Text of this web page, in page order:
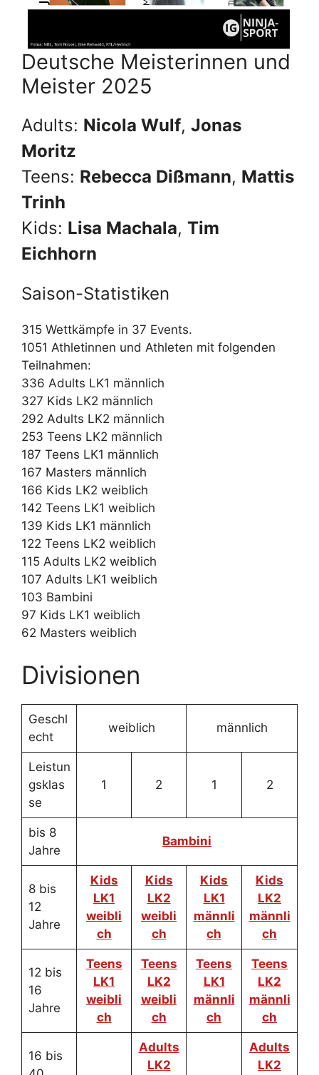
Deutsche Meisterinnen und
Meister 2025
Adults: Nicola Wulf, Jonas
Moritz
Teens: Rebecca Dißmann, Mattis
Trinh
Kids: Lisa Machala, Tim
Eichhorn
Saison-Statistiken
315 Wettkämpfe in 37 Events.
1051 Athletinnen und Athleten mit folgenden
Teilnahmen:
336 Adults LK1 männlich
327 Kids LK2 männlich
292 Adults LK2 männlich
253 Teens LK2 männlich
187 Teens LK1 männlich
167 Masters männlich
166 Kids LK2 weiblich
142 Teens LK1 weiblich
139 Kids LK1 männlich
122 Teens LK2 weiblich
115 Adults LK2 weiblich
107 Adults LK1 weiblich
103 Bambini
97 Kids LK1 weiblich
62 Masters weiblich
Divisionen
Geschl
echt
weiblich männlich
Leistun
gsklas
se
1 2 1 2
bis 8
Jahre
Bambini
8 bis
12
Jahre
Kids
LK1
weibli
ch
Kids
LK2
weibli
ch
Kids
LK1
männli
ch
Kids
LK2
männli
ch
12 bis
16
Jahre
Teens
LK1
weibli
ch
Teens
LK2
weibli
ch
Teens
LK1
männli
ch
Teens
LK2
männli
ch
16 bis
Adults
LK2
Adults
LK2